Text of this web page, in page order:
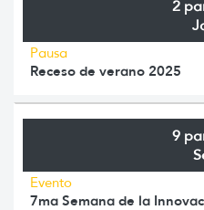
2
Pausa
Receso de verano 2025
9
Evento
7ma Semana de la